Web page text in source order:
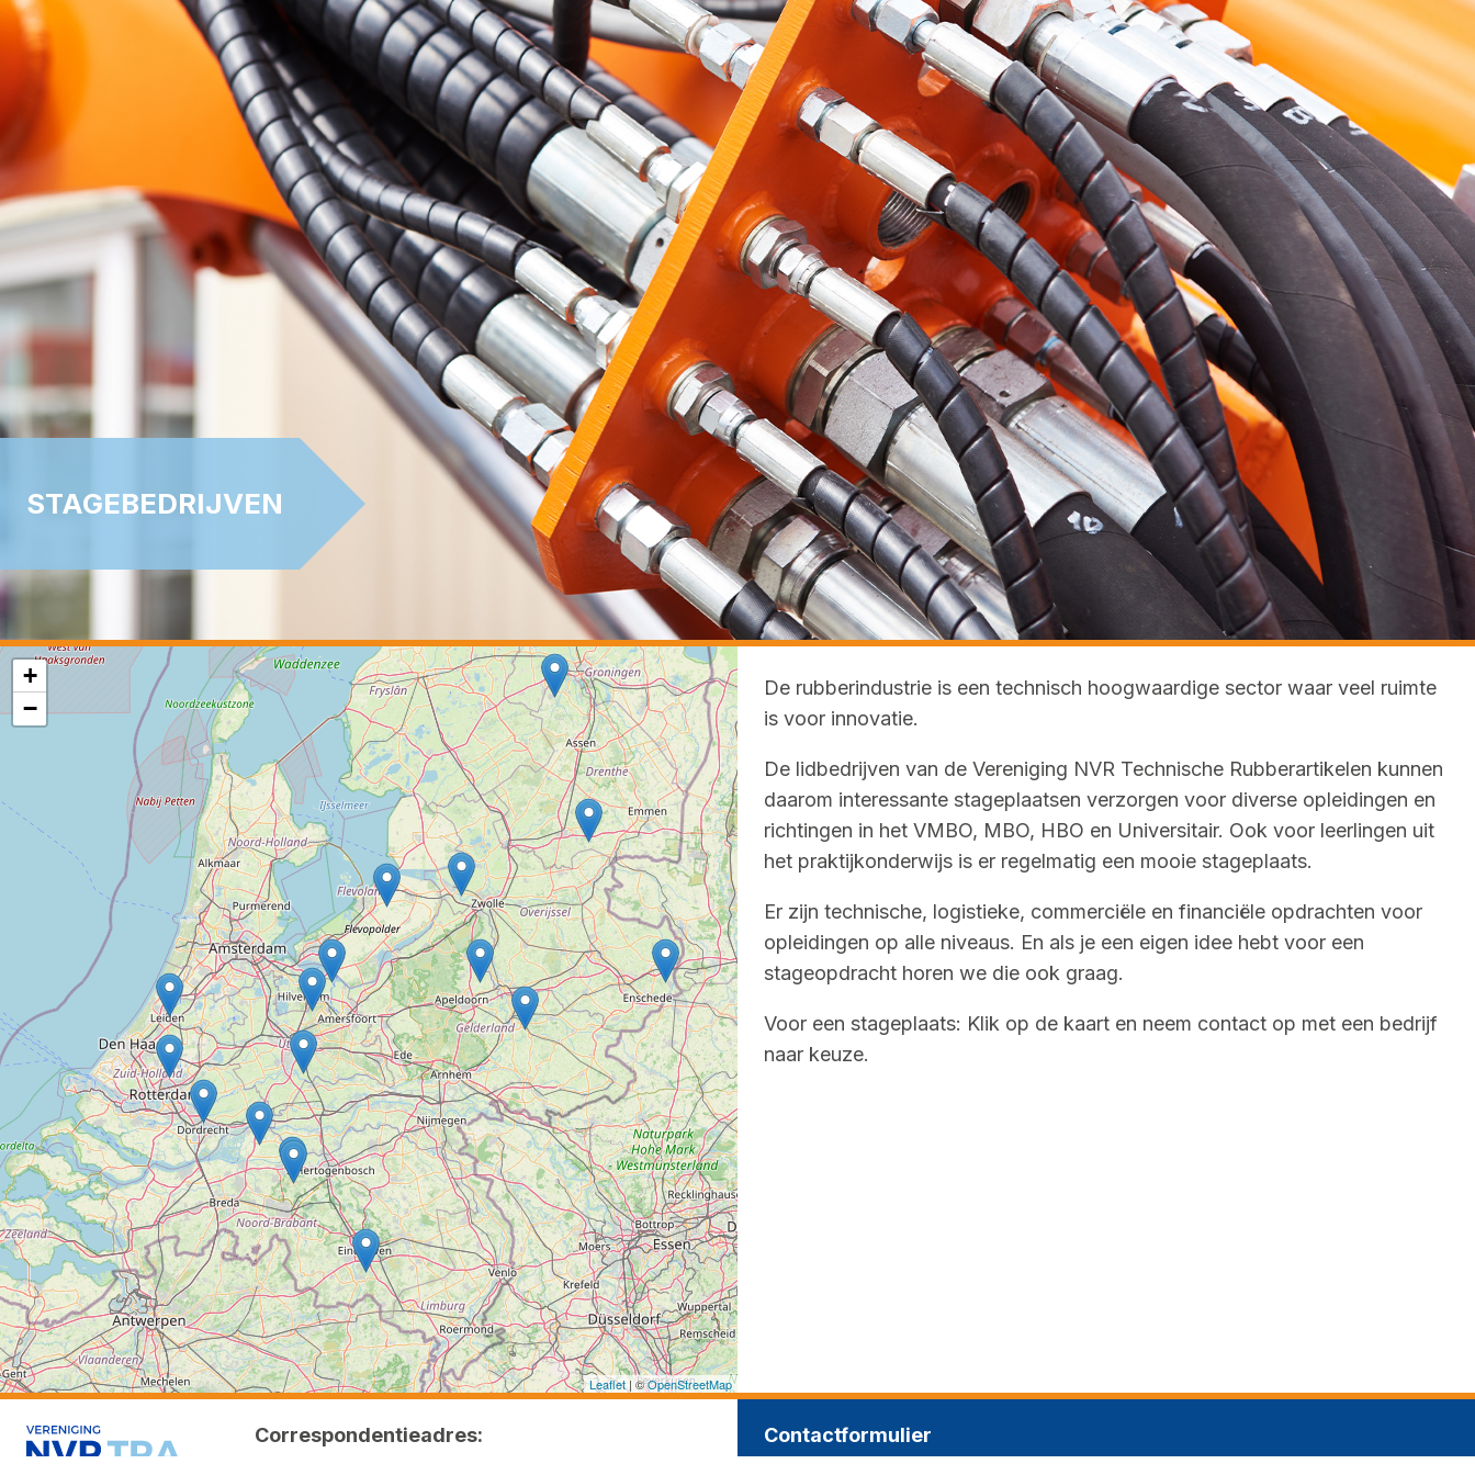
STAGEBEDRIJVEN
De rubberindustrie is een technisch hoogwaardige sector waar veel ruimte
is voor innovatie.
De lidbedrijven van de Vereniging NVR Technische Rubberartikelen kunnen
daarom interessante stageplaatsen verzorgen voor diverse opleidingen en
richtingen in het VMBO, MBO, HBO en Universitair. Ook voor leerlingen uit
het praktijkonderwijs is er regelmatig een mooie stageplaats.
Er zijn technische, logistieke, commerciële en financiële opdrachten voor
opleidingen op alle niveaus. En als je een eigen idee hebt voor een
stageopdracht horen we die ook graag.
Voor een stageplaats: Klik op de kaart en neem contact op met een bedrijf
naar keuze.
+
−
Leaflet| ©OpenStreetMap
Correspondentieadres: Contactformulier